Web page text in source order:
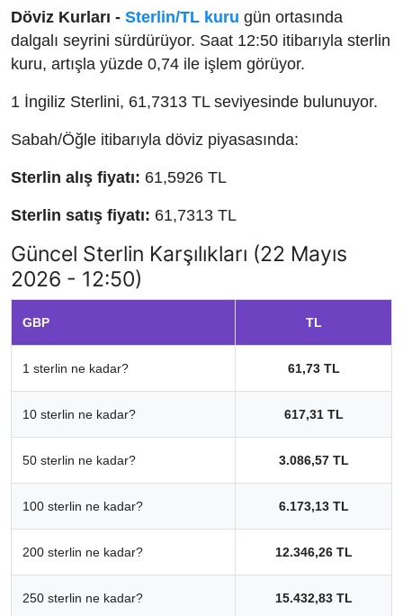
Döviz Kurları - Sterlin/TL kuru gün ortasında
dalgalı seyrini sürdürüyor. Saat 12:50 itibarıyla sterlin
kuru, artışla yüzde 0,74 ile işlem görüyor.
1 İngiliz Sterlini, 61,7313 TL seviyesinde bulunuyor.
Sabah/Öğle itibarıyla döviz piyasasında:
Sterlin alış fiyatı: 61,5926 TL
Sterlin satış fiyatı: 61,7313 TL
Güncel Sterlin Karşılıkları (22 Mayıs
2026 - 12:50)
GBP TL
1 sterlin ne kadar? 61,73 TL
10 sterlin ne kadar? 617,31 TL
50 sterlin ne kadar? 3.086,57 TL
100 sterlin ne kadar? 6.173,13 TL
200 sterlin ne kadar? 12.346,26 TL
250 sterlin ne kadar? 15.432,83 TL